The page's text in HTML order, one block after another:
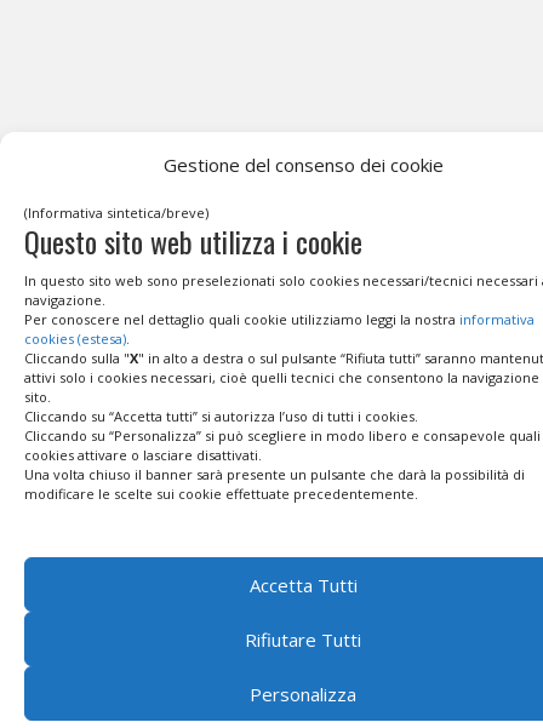
Gestione del consenso dei cookie
(Informativa sintetica/breve)
Questo sito web utilizza i cookie
In questo sito web sono preselezionati solo cookies necessari/tecnici necessari
navigazione.
Per conoscere nel dettaglio quali cookie utilizziamo leggi la nostra informativa
cookies (estesa).
Cliccando sulla "X" in alto a destra o sul pulsante “Rifiuta tutti” saranno
attivi solo i cookies necessari, cioè quelli tecnici che consentono la navigazione
sito.
Cliccando su “Accetta tutti” si autorizza l’uso di tutti i cookies.
Cliccando su “Personalizza” si può scegliere in modo libero e consapevole quali
cookies attivare o lasciare disattivati.
Una volta chiuso il banner sarà presente un pulsante che darà la possibilità di
modificare le scelte sui cookie effettuate precedentemente.
Accetta Tutti
Rifiutare Tutti
Personalizza